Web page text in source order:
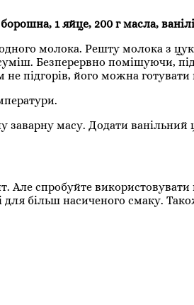
1 яйце, 200 г масла,
молока. Решту молока з
Безперервно помішуючи,
підгорів, його можна готувати
заварну масу. Додати ванільний
Але спробуйте використовувати
для більш насиченого смаку.